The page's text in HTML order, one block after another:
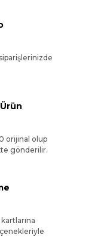
orijinal olup
gönderilir.